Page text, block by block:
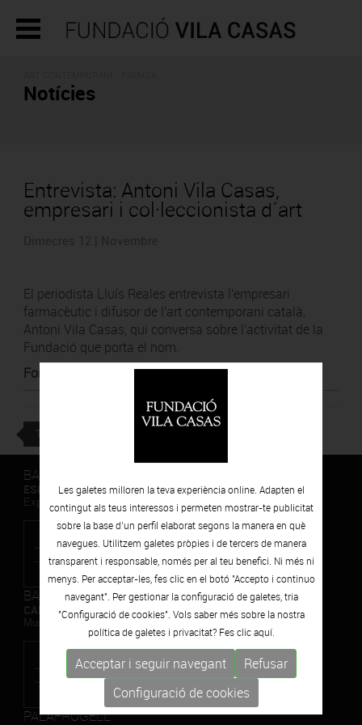
Notícies
Entrevista: Antoni Vila Casas,
empresari i col·leccionista d´art
El periodista Lluís Reales entrevista l'empresari
farmacèutic i difusor de l'art contemporani català,
Antoni Vila Casas, qui conversa sobre l'activitat de la
Fundació que porta el nom.
Font
Barcelona Televisió - ´Terrícoles´
TORNAR
BARCELONA
ESPAIS VOLART
Exposicions Temporals d'Art Contemporani
BARCELONA
CAN FRAMIS
Museu de Pintura Contemporània
PALAFRUGELL
Les galetes milloren la teva experiència online. Adapten el
contingut als teus interessos i permeten mostrar-te publicitat
sobre la base d’un perfil elaborat segons la manera en què
navegues. Utilitzem galetes pròpies i de tercers de manera
transparent i responsable, només per al teu benefici. Ni més ni
menys. Per acceptar-les, fes clic en el botó "Accepto i continuo
navegant". Per gestionar la configuració de galetes, tria
"Configuració de cookies". Vols saber més sobre la nostra
política de galetes i privacitat? Fes clicaquí.
Acceptar i seguir navegant
Refusar
Configuració de cookies